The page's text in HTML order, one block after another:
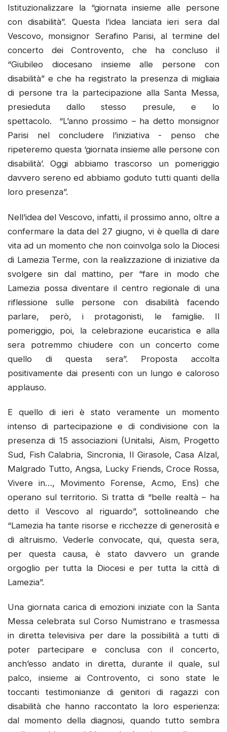
Istituzionalizzare la “giornata insieme alle persone
con disabilità”. Questa l’idea lanciata ieri sera dal
Vescovo, monsignor Serafino Parisi, al termine del
concerto dei Controvento, che ha concluso il
“Giubileo diocesano insieme alle persone con
disabilità” e che ha registrato la presenza di migliaia
di persone tra la partecipazione alla Santa Messa,
presieduta dallo stesso presule, e lo
spettacolo. “L’anno prossimo – ha detto monsignor
Parisi nel concludere l’iniziativa - penso che
ripeteremo questa ‘giornata insieme alle persone con
disabilità’. Oggi abbiamo trascorso un pomeriggio
davvero sereno ed abbiamo goduto tutti quanti della
loro presenza”.
Nell’idea del Vescovo, infatti, il prossimo anno, oltre a
confermare la data del 27 giugno, vi è quella di dare
vita ad un momento che non coinvolga solo la Diocesi
di Lamezia Terme, con la realizzazione di iniziative da
svolgere sin dal mattino, per “fare in modo che
Lamezia possa diventare il centro regionale di una
riflessione sulle persone con disabilità facendo
parlare, però, i protagonisti, le famiglie. Il
pomeriggio, poi, la celebrazione eucaristica e alla
sera potremmo chiudere con un concerto come
quello di questa sera”. Proposta accolta
positivamente dai presenti con un lungo e caloroso
applauso.
E quello di ieri è stato veramente un momento
intenso di partecipazione e di condivisione con la
presenza di 15 associazioni (Unitalsi, Aism, Progetto
Sud, Fish Calabria, Sincronia, Il Girasole, Casa Alzal,
Malgrado Tutto, Angsa, Lucky Friends, Croce Rossa,
Vivere in…, Movimento Forense, Acmo, Ens) che
operano sul territorio. Si tratta di “belle realtà – ha
detto il Vescovo al riguardo”, sottolineando che
“Lamezia ha tante risorse e ricchezze di generosità e
di altruismo. Vederle convocate, qui, questa sera,
per questa causa, è stato davvero un grande
orgoglio per tutta la Diocesi e per tutta la città di
Lamezia”.
Una giornata carica di emozioni iniziate con la Santa
Messa celebrata sul Corso Numistrano e trasmessa
in diretta televisiva per dare la possibilità a tutti di
poter partecipare e conclusa con il concerto,
anch’esso andato in diretta, durante il quale, sul
palco, insieme ai Controvento, ci sono state le
toccanti testimonianze di genitori di ragazzi con
disabilità che hanno raccontato la loro esperienza:
dal momento della diagnosi, quando tutto sembra